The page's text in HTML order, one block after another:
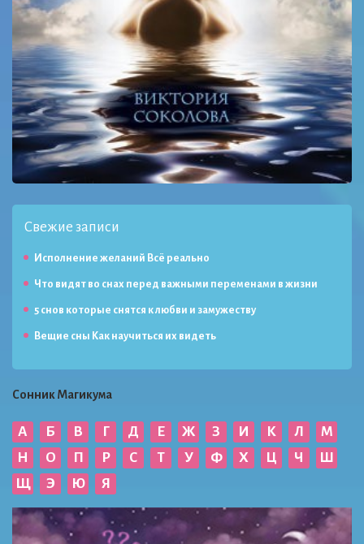
Свежие записи
Исполнение желаний Всё реально
Что видят во снах перед важными переменами в жизни
5 снов которые снятся к любви и замужеству
Вещие сны Как научиться их видеть
Сонник Магикума
А Б В Г Д Е Ж З И К Л
М
Н
О П Р С Т У Ф Х Ц Ч
Ш
Щ
Э Ю Я